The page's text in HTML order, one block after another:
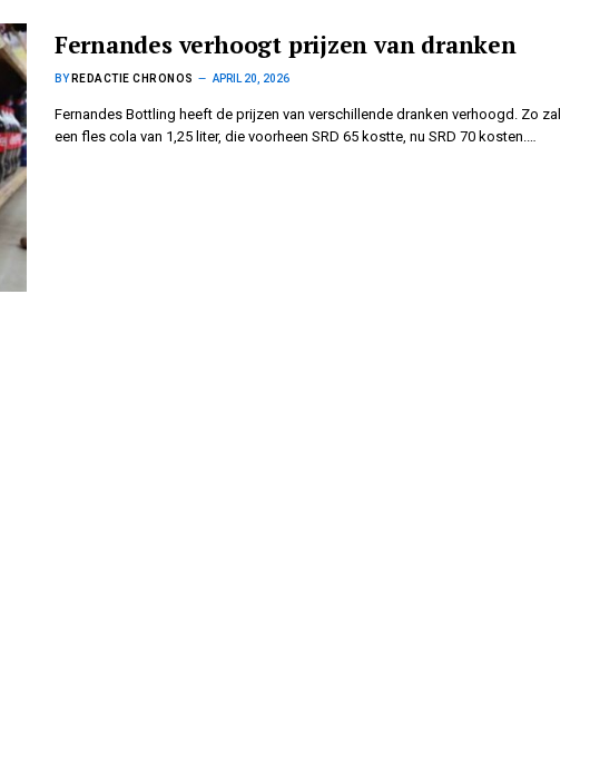
Fernandes verhoogt prijzen van dranken
BY REDACTIE CHRONOS APRIL 20, 2026
Fernandes Bottling heeft de prijzen van verschillende dranken verhoogd. Zo zal
een fles cola van 1,25 liter, die voorheen SRD 65 kostte, nu SRD 70 kosten.…